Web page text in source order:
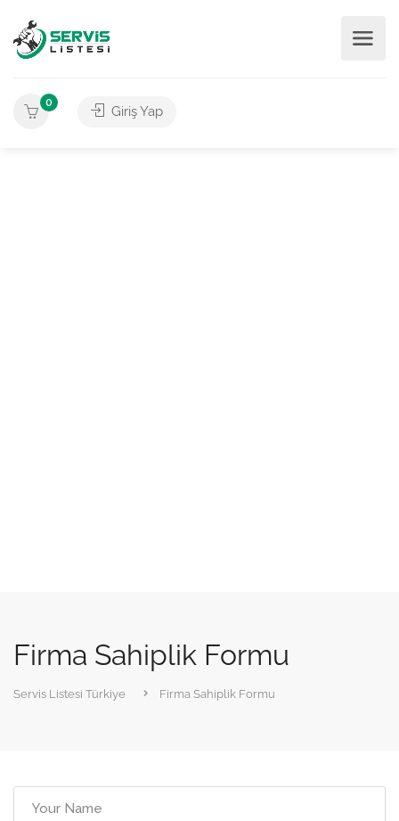
0
Giriş Yap
Firma Sahiplik Formu
Servis Listesi Türkiye Firma Sahiplik Formu